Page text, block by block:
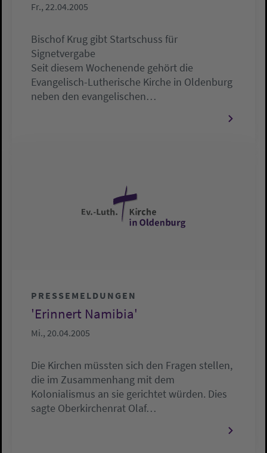
Fr., 22.04.2005
Bischof Krug gibt Startschuss für
Signetvergabe
Seit diesem Wochenende gehört die
Evangelisch-Lutherische Kirche in Oldenburg
neben den evangelischen…
PRESSEMELDUNGEN
'Erinnert Namibia'
Mi., 20.04.2005
Die Kirchen müssten sich den Fragen stellen,
die im Zusammenhang mit dem
Kolonialismus an sie gerichtet würden. Dies
sagte Oberkirchenrat Olaf…